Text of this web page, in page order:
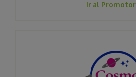
Ir al Promotor